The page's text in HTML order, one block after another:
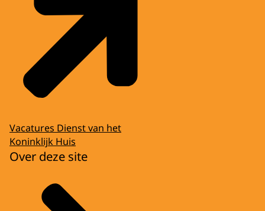
Vacatures Dienst van het
Koninklijk Huis
Over deze site